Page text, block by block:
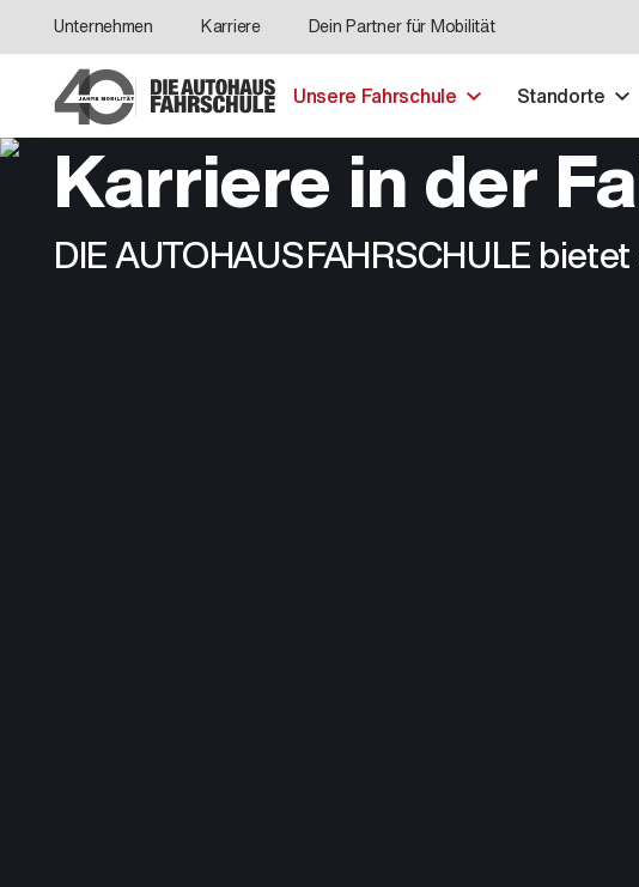
Unternehmen Karriere Dein Partner für Mobilität
Unsere Fahrschule Standorte
Karriere in der
DIE AUTOHAUS FAHRSCHULE